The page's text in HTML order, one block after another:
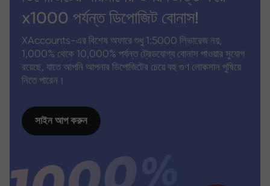
x1000 পর্যন্ত ডিপোজিট বোনাস!
XAccounts-এর বিশেষ অফারে শুধু 1:5000 লিভারেজ নয়,
1,000% থেকে 10,000% পর্যন্ত ট্রেডযোগ্য বোনাস পাওয়ার সুযোগ
রয়েছে, যাতে আপনি আপনার ডিপোজিটের চেয়ে বহু গুণ লোকসান পুষিয়ে
নিতে পারেন।
সাইন আপ করুন